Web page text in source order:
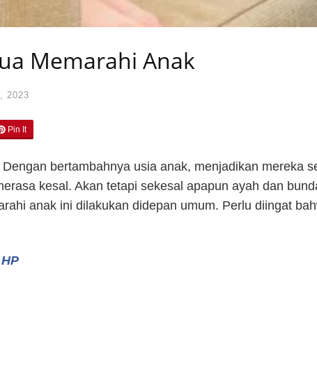
Memarahi Anak
2023
Pin It
Dengan bertambahnya usia anak, menjadikan mereka
kesal. Akan tetapi sekesal apapun ayah dan
anak ini dilakukan didepan umum. Perlu diingat